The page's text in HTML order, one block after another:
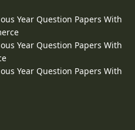
Year Question Papers With
Year Question Papers With
Year Question Papers With